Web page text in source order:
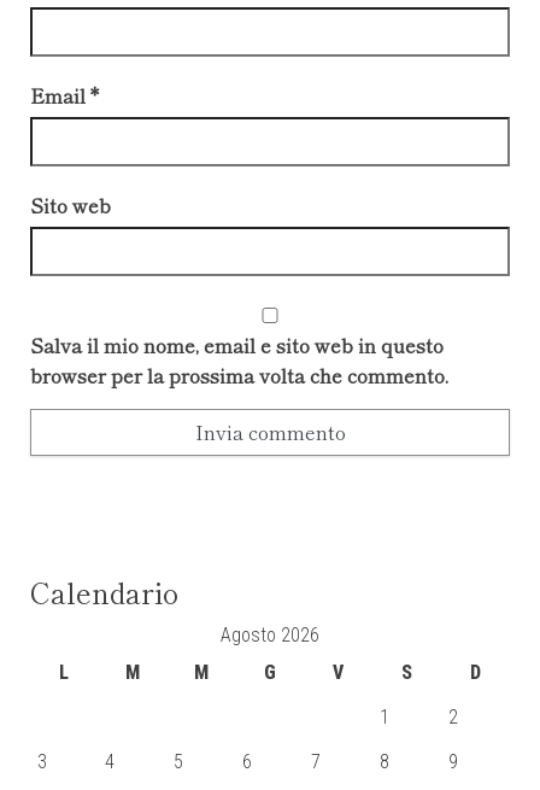
Email*
Sito web
Salva il mio nome, email e sito web in questo
browser per la prossima volta che commento.
Calendario
Agosto 2026
L
M M G V S
D
1
2
3
4 5 6 7 8
9